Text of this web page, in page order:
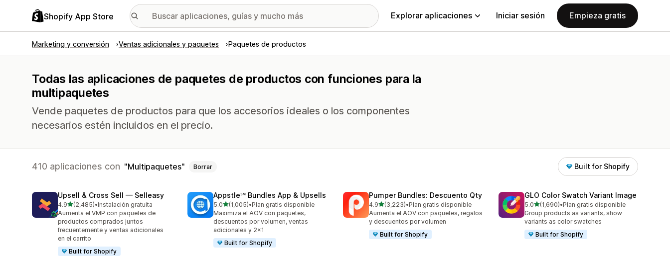
Shopify App Store Explorar aplicaciones Iniciar sesión Empieza gratis
Marketing y conversión Ventas adicionales y paquetes Paquetes de productos
Todas las aplicaciones de paquetes de productos con funciones para la
multipaquetes
Vende paquetes de productos para que los accesorios ideales o los componentes
necesarios estén incluidos en el precio.
410 aplicaciones con Multipaquetes Borrar Built for Shopify
Upsell & Cross Sell — Selleasy
4.9de 5 estrellas
(2,485)
2485 reseñas en total
•Instalación gratuita
Aumenta el VMP con paquetes de
productos comprados juntos
frecuentemente y ventas adicionales
en el carrito
Built for Shopify
Appstle℠ Bundles App & Upsells
5.0de 5 estrellas
(1,005)
1005 reseñas en total
•Plan gratis disponible
Maximiza el AOV con paquetes,
descuentos por volumen, ventas
adicionales y 2x1
Built for Shopify
Pumper Bundles: Descuento Qty
4.9de 5 estrellas
(3,223)
3223 reseñas en total
•Plan gratis disponible
Aumenta el AOV con paquetes, regalos
y descuentos por volumen
Built for Shopify
GLO Color Swatch Variant Image
5.0de 5 estrellas
(1,690)
1690 reseñas en total
•Plan gratis disponible
Group products as variants, show
variants as color swatches
Built for Shopify